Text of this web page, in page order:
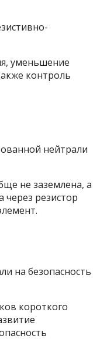
уменьшение
контроль
нейтрали
не заземлена, а
через резистор
на безопасность
короткого